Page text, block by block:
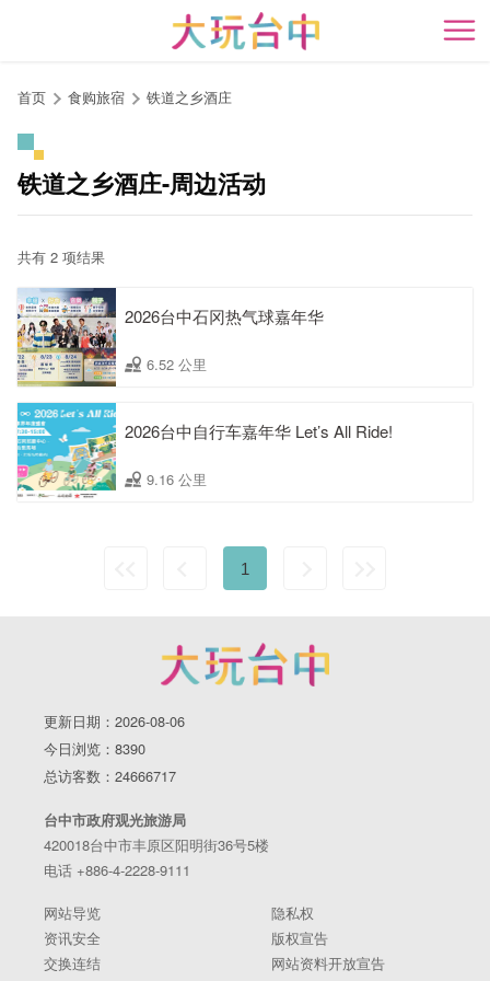
开
首页 食购旅宿 铁道之乡酒庄
铁道之乡酒庄-周边活动
共有 2 项结果
2026台中石冈热气球嘉年华
6.52 公里
2026台中自行车嘉年华 Let’s All Ride!
9.16 公里
1
更新日期：2026-08-06
今日浏览：8390
总访客数：24666717
台中市政府观光旅游局
420018台中市丰原区阳明街36号5楼
电话 +886-4-2228-9111
网站导览
隐私权
资讯安全
版权宣告
交换连结
网站资料开放宣告